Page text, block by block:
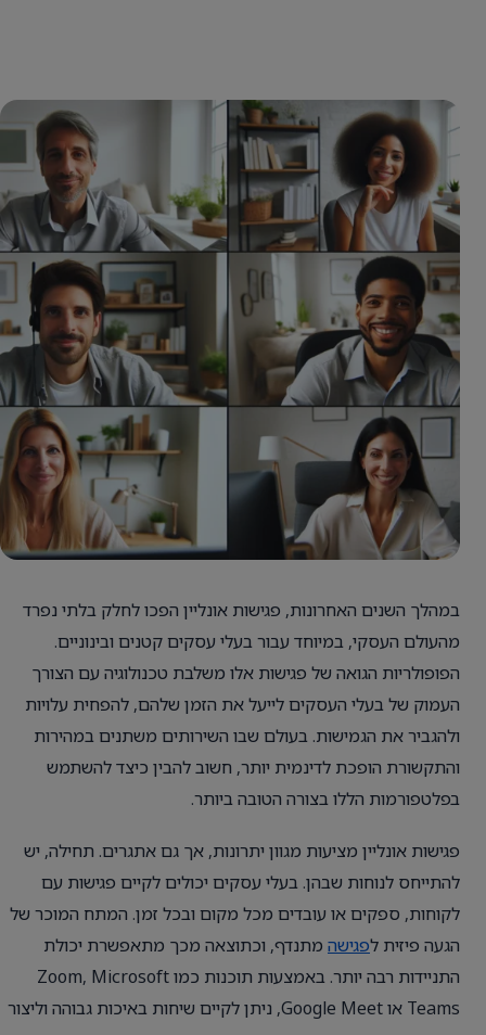
במהלך השנים האחרונות, פגישות אונליין הפכו לחלק בלתי נפרד
מהעולם העסקי, במיוחד עבור בעלי עסקים קטנים ובינוניים.
הפופולריות הגואה של פגישות אלו משלבת טכנולוגיה עם הצורך
העמוק של בעלי העסקים לייעל את הזמן שלהם, להפחית עלויות
ולהגביר את הגמישות. בעולם שבו השירותים משתנים במהירות
והתקשורת הופכת לדינמית יותר, חשוב להבין כיצד להשתמש
בפלטפורמות הללו בצורה הטובה ביותר.
פגישות אונליין מציעות מגוון יתרונות, אך גם אתגרים. תחילה, יש
להתייחס לנוחות שבהן. בעלי עסקים יכולים לקיים פגישות עם
לקוחות, ספקים או עובדים מכל מקום ובכל זמן. המתח המוכר של
הגעה פיזית לפגישה מתנדף, וכתוצאה מכך מתאפשרת יכולת
התניידות רבה יותר. באמצעות תוכנות כמו Zoom, Microsoft
Teams או Google Meet, ניתן לקיים שיחות באיכות גבוהה וליצור